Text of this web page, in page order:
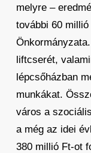
melyre –
további 60
liftcserét,
lépcsőházban
munkákat.
város a
a még az idei
380 millió Ft-ot